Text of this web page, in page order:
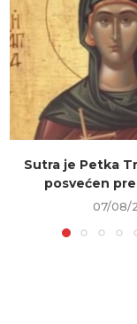
Sutra je Petka
posvećen
07/08/